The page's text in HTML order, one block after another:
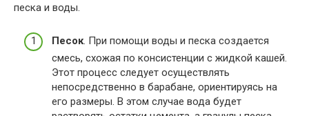
песка и воды.
Песок. При помощи воды и песка создается
смесь, схожая по консистенции с жидкой кашей.
Этот процесс следует осуществлять
непосредственно в барабане, ориентируясь на
его размеры. В этом случае вода будет